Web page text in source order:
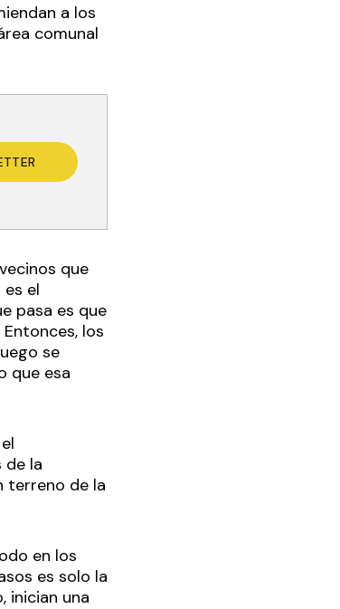
a los
comunal
que
el
pasa es que
los
se
que esa
de la
terreno de la
en los
es solo la
inician una